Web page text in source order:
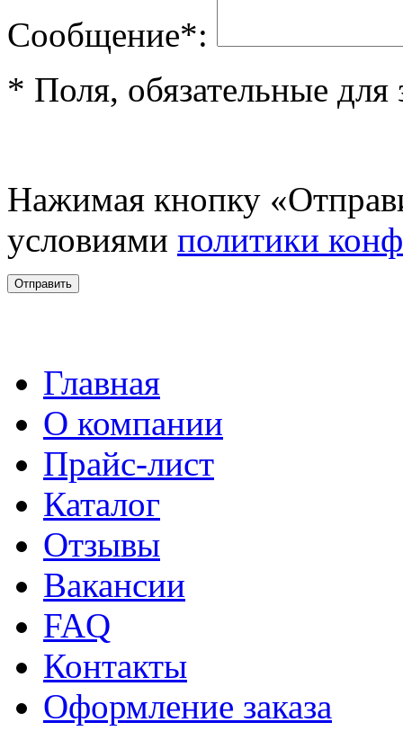
Cообщениe*:
* Поля, обязательные для
Нажимая кнопку
условиями политики
Главная
О компании
Прайс-лист
Каталог
Отзывы
Вакансии
FAQ
Контакты
Оформление заказа